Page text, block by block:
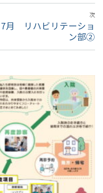
次
次
投
7月 リハビリテーショ
ン部②